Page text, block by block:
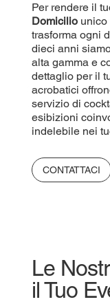
Per rendere il
Domicilio unico
trasforma ogni
dieci anni
alta gamma e
dettaglio per il
acrobatici
servizio di
esibizioni
indelebile nei
CONTATTACI
Le
il Tuo